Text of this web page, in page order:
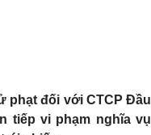
phạt đối với CTCP Đầu
tiếp vi phạm nghĩa vụ